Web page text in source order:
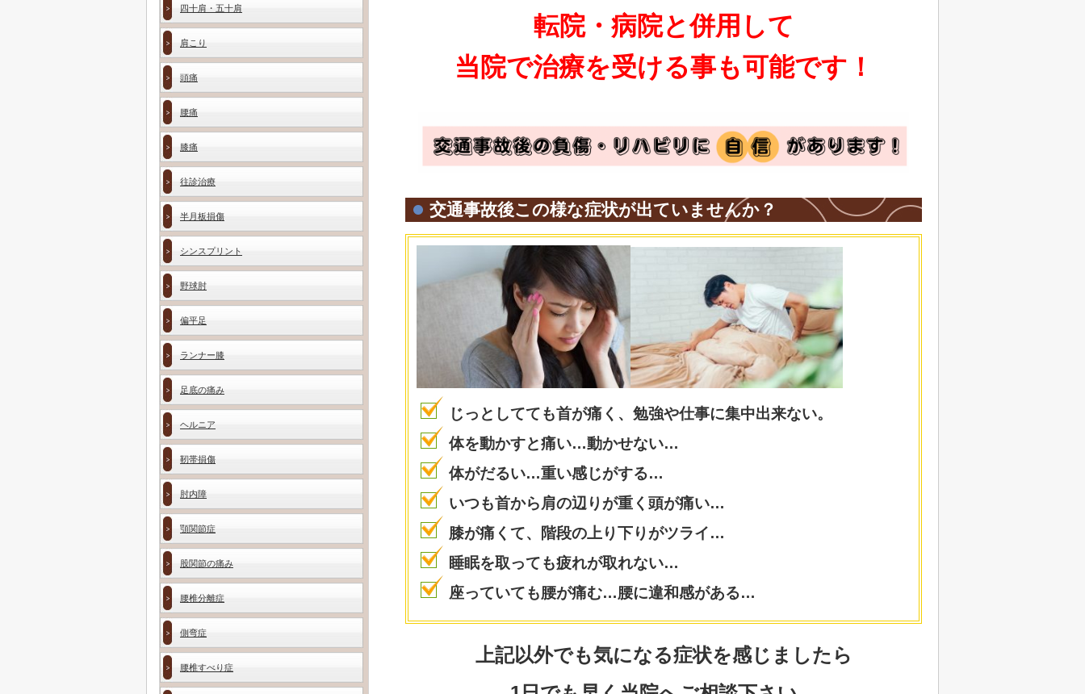
転院・病院と併用して
当院で治療を受ける事も可能です！
交通事故後この様な症状が出ていませんか？
じっとしてても首が痛く、勉強や仕事に集中出来ない。
体を動かすと痛い…動かせない…
体がだるい…重い感じがする…
いつも首から肩の辺りが重く頭が痛い…
膝が痛くて、階段の上り下りがツライ…
睡眠を取っても疲れが取れない…
座っていても腰が痛む…腰に違和感がある…
上記以外でも気になる症状を感じましたら
四十肩・五十肩
肩こり
頭痛
腰痛
膝痛
往診治療
半月板損傷
シンスプリント
野球肘
偏平足
ランナー膝
足底の痛み
ヘルニア
靭帯損傷
肘内障
顎関節症
股関節の痛み
腰椎分離症
側弯症
腰椎すべり症